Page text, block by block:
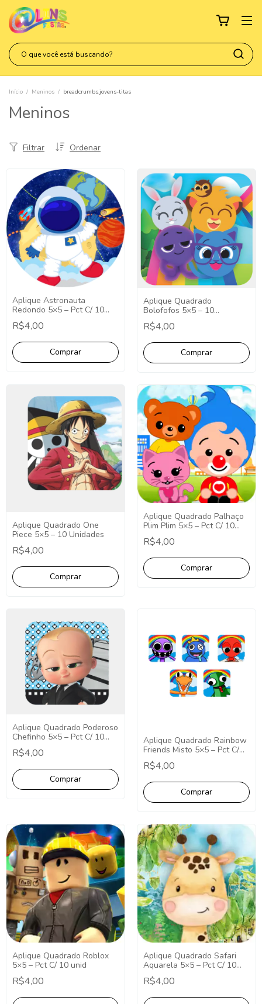
Início / Meninos / breadcrumbs.jovens-titas
Meninos
Ordenar
Filtrar
Aplique Astronauta
Redondo 5×5 – Pct C/ 10
unid
R$4,00
Aplique Quadrado
Bolofofos 5×5 – 10
Unidades.
R$4,00
Aplique Quadrado One
Piece 5×5 – 10 Unidades
R$4,00
Aplique Quadrado Palhaço
Plim Plim 5×5 – Pct C/ 10
unid
R$4,00
Aplique Quadrado Poderoso
Chefinho 5×5 – Pct C/ 10
unid
R$4,00
Aplique Quadrado Rainbow
Friends Misto 5×5 – Pct C/
10 unid
R$4,00
Aplique Quadrado Roblox
5×5 – Pct C/ 10 unid
R$4,00
Aplique Quadrado Safari
Aquarela 5×5 – Pct C/ 10
unid
R$4,00